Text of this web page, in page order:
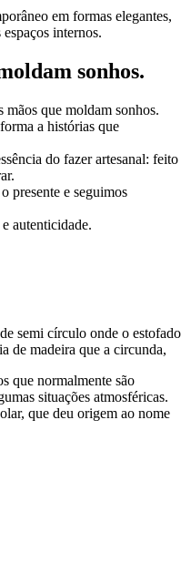
em formas elegantes,
internos.
sonhos.
mãos que moldam sonhos.
a histórias que
do fazer artesanal: feito
presente e seguimos
autenticidade.
semi círculo onde o estofado
de madeira que a circunda,
que normalmente são
situações atmosféricas.
que deu origem ao nome